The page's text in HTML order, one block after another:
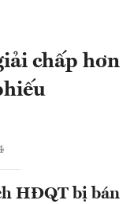
chấp hơn
HĐQT bị bán